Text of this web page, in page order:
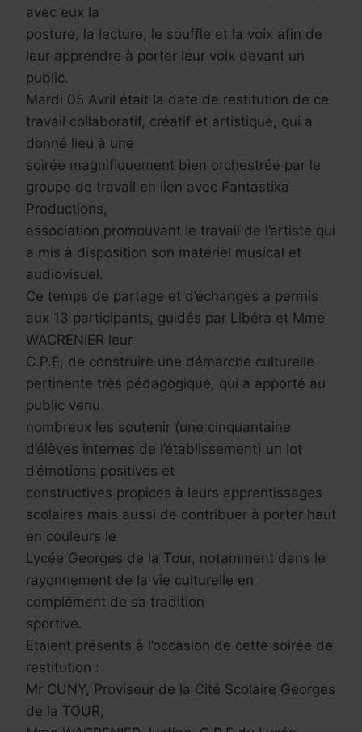
avec eux la
posture, la lecture, le souffle et la voix afin de
leur apprendre à porter leur voix devant un
public.
Mardi 05 Avril était la date de restitution de ce
travail collaboratif, créatif et artistique, qui a
donné lieu à une
soirée magnifiquement bien orchestrée par le
groupe de travail en lien avec Fantastika
Productions,
association promouvant le travail de l’artiste qui
a mis à disposition son matériel musical et
audiovisuel.
Ce temps de partage et d’échanges a permis
aux 13 participants, guidés par Libéra et Mme
WACRENIER leur
C.P.E, de construire une démarche culturelle
pertinente très pédagogique, qui a apporté au
public venu
nombreux les soutenir (une cinquantaine
d’élèves internes de l’établissement) un lot
d’émotions positives et
constructives propices à leurs apprentissages
scolaires mais aussi de contribuer à porter haut
en couleurs le
Lycée Georges de la Tour, notamment dans le
rayonnement de la vie culturelle en
complément de sa tradition
sportive.
Etaient présents à l’occasion de cette soirée de
restitution :
Mr CUNY, Proviseur de la Cité Scolaire Georges
de la TOUR,